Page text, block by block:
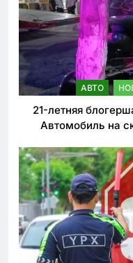
АВТО
21-летняя
Автомобиль на